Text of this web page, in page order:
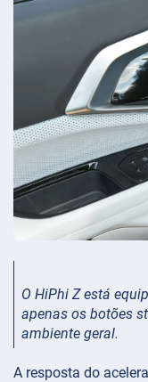
O HiPhi Z está
apenas os botões
ambiente geral.
A resposta do